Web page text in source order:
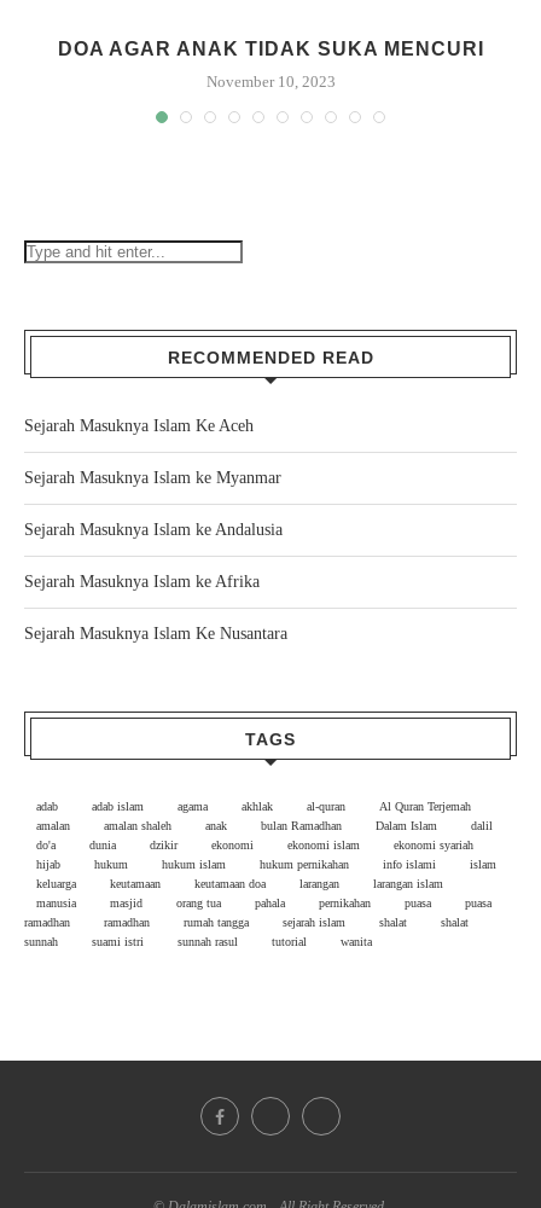
DOA AGAR ANAK TIDAK SUKA MENCURI
November 10, 2023
RECOMMENDED READ
Sejarah Masuknya Islam Ke Aceh
Sejarah Masuknya Islam ke Myanmar
Sejarah Masuknya Islam ke Andalusia
Sejarah Masuknya Islam ke Afrika
Sejarah Masuknya Islam Ke Nusantara
TAGS
adab adab islam agama akhlak al-quran
Al Quran Terjemah
amalan
amalan shaleh anak bulan Ramadhan Dalam Islam
dalil
do'a
dunia dzikir ekonomi ekonomi islam
ekonomi syariah
hijab
hukum hukum islam hukum pernikahan info islami
islam
keluarga
keutamaan keutamaan doa larangan
larangan islam
manusia
masjid orang tua pahala pernikahan puasa
puasa
ramadhan
ramadhan rumah tangga sejarah islam shalat
shalat
sunnah
suami istri sunnah rasul tutorial wanita